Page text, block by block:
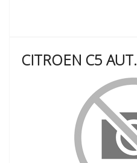
CITROEN C5 AUT.